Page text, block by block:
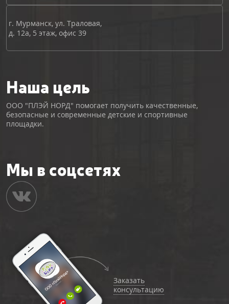
г. Мурманск, ул. Траловая,
д. 12а, 5 этаж, офис 39
Наша цель
ООО "ПЛЭЙ НОРД" помогает получить качественные,
безопасные и современные детские и спортивные
площадки.
Мы в соцсетях
Заказать
консультацию